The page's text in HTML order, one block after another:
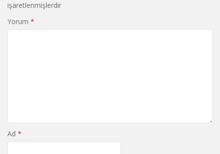
işaretlenmişlerdir
Yorum *
Ad *